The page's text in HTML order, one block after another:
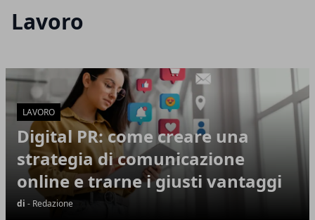
Lavoro
Articoli in Evidenza
LAVORO
Digital PR: come creare una
strategia di comunicazione
online e trarne i giusti vantaggi
di - Redazione